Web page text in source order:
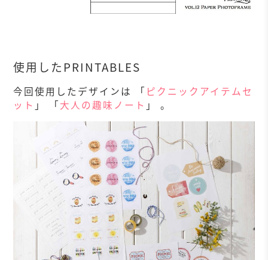
使用したPRINTABLES
今回使用したデザインは 「 ピクニックアイテムセ
ット 」 「大人の趣味ノート 」 。